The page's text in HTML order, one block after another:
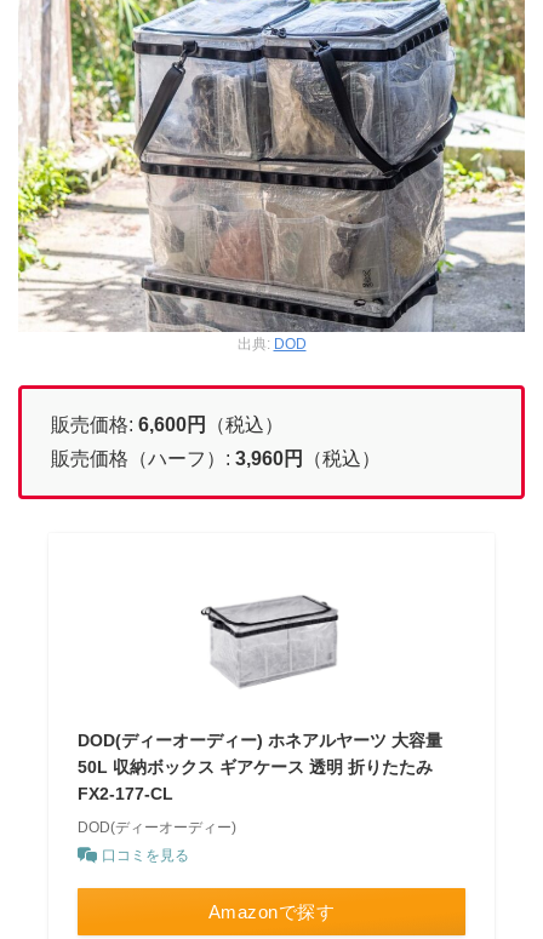
出典: DOD
販売価格: 6,600円
（税込）
販売価格（ハーフ）: 3,960円 （税込）
DOD(ディーオーディー) ホネアルヤーツ 大容量
50L 収納ボックス ギアケース 透明 折りたたみ
FX2-177-CL
DOD(ディーオーディー)
口コミを見る
Amazonで探す